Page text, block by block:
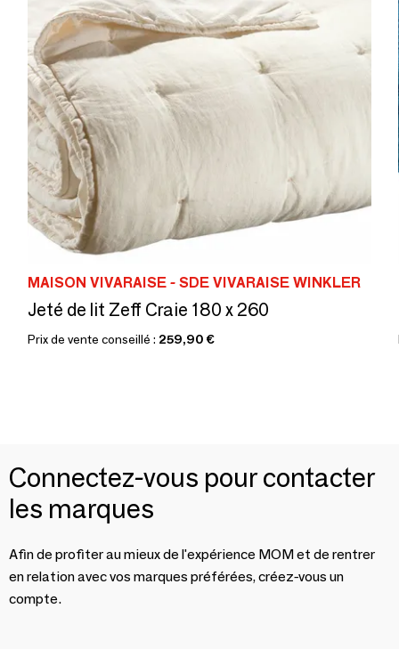
MAISON VIVARAISE - SDE VIVARAISE WINKLER
Jeté de lit Zeff Craie 180 x 260
Prix de vente conseillé : 259,90 €
Connectez-vous pour contacter
les marques
Afin de profiter au mieux de l'expérience MOM et de rentrer
en relation avec vos marques préférées, créez-vous un
compte.